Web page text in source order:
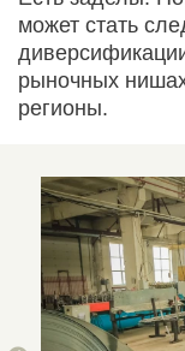
может стать
рыночных
регионы.